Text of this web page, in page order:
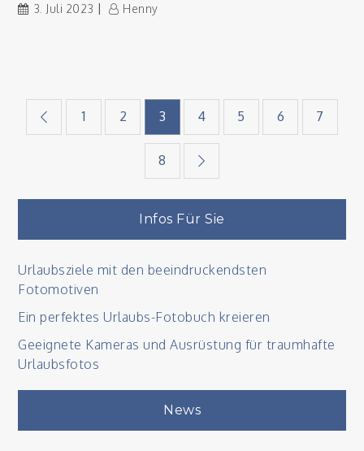
3. Juli 2023 Henny
Beiträge
1 2 3 4 5 6 7
8
Infos Für Sie
Urlaubsziele mit den beeindruckendsten
Fotomotiven
Ein perfektes Urlaubs-Fotobuch kreieren
Geeignete Kameras und Ausrüstung für traumhafte
Urlaubsfotos
News